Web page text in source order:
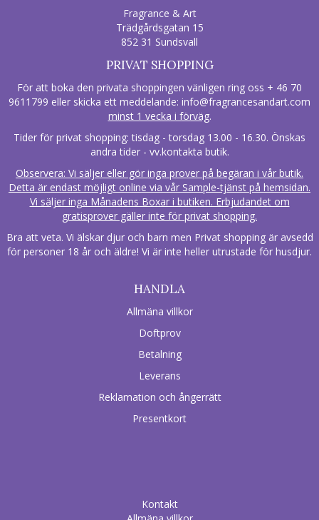
Fragrance & Art
Trädgårdsgatan 15
852 31 Sundsvall
PRIVAT SHOPPING
För att boka den privata shoppingen vänligen ring oss + 46 70
9611799 eller skicka ett meddelande: info@fragrancesandart.com
minst 1 vecka i förväg.
Tider för privat shopping: tisdag - torsdag 13.00 - 16.30. Önskas
andra tider - vv.kontakta butik.
Observera: Vi säljer eller gör inga prover på begäran i vår butik.
Detta är endast möjligt online via vår Sample-tjänst på hemsidan.
Vi säljer inga Månadens Boxar i butiken. Erbjudandet om
gratisprover gäller inte för privat shopping.
Bra att veta. Vi älskar djur och barn men Privat shopping är avsedd
för personer 18 år och äldre! Vi är inte heller utrustade för husdjur.
HANDLA
Allmäna villkor
Doftprov
Betalning
Leverans
Reklamation och ångerrätt
Presentkort
Kontakt